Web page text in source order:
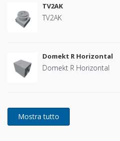
TV2AK
TV2AK
Domekt R Horizontal
Domekt R Horizontal